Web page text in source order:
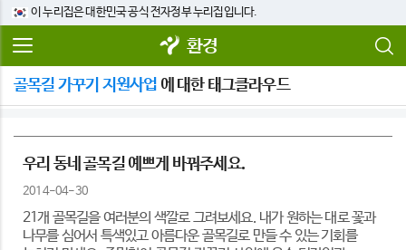
이 누리집은 대한민국 공식 전자정부 누리집입니다.
환경
골목길 가꾸기 지원사업 에 대한 태그클라우드
우리 동네 골목길 예쁘게 바꿔주세요.
2014-04-30
21개 골목길을 여러분의 색깔로 그려보세요. 내가 원하는 대로 꽃과
나무를 심어서 특색있고 아름다운 골목길로 만들 수 있는 기회를